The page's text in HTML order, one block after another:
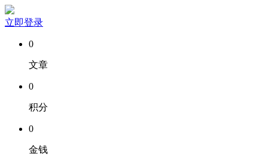
立即登录
0
文章
0
积分
0
金钱